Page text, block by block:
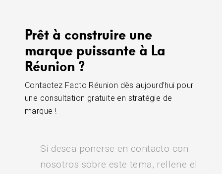
Prêt à construire une
marque puissante à La
Réunion ?
Contactez Facto Réunion dès aujourd’hui pour
une consultation gratuite en stratégie de
marque !
Si desea ponerse en contacto con
nosotros sobre este tema, rellene el